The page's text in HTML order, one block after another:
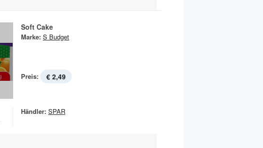
Soft Cake
Marke: S Budget
Preis: € 2,49
Händler: SPAR